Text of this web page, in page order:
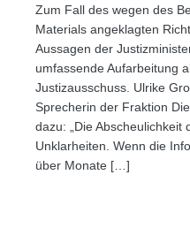
Zum Fall des wegen des
Materials angeklagten
Aussagen der
umfassende Aufarbeitung
Justizausschuss. Ulrike
Sprecherin der Fraktion
dazu: „Die Abscheulichkeit
Unklarheiten. Wenn die
über Monate […]